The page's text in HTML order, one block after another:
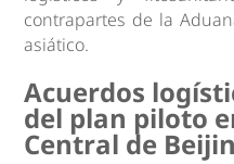
contrapartes de la
asiático.
Acuerdos
del plan piloto
Central de